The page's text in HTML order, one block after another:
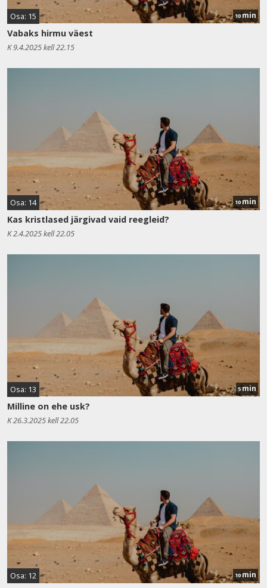
Osa: 15 10min
Vabaks hirmu väest
K 9.4.2025 kell 22.15
Osa: 14 10min
Kas kristlased järgivad vaid reegleid?
K 2.4.2025 kell 22.05
Osa: 13 5min
Milline on ehe usk?
K 26.3.2025 kell 22.05
Osa: 12 10min